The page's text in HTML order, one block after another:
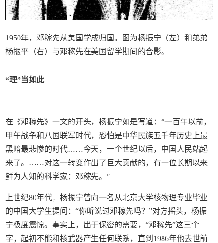
1950年，邓稼先从美国学成归国。图为杨振宁（左）和弟弟
杨振平（右）与邓稼先在美国留学期间的合影。
“理”当如此
在《邓稼先》一文的开头，杨振宁如是写道：“一百年以前，
甲午战争和八国联军时代，恐怕是中华民族五千年历史上最
黑暗最悲惨的时代……今天，一个世纪以后，中国人民站起
来了。……对这一转变作出了巨大贡献的，有一位长期以来
鲜为人知的科学家：邓稼先。”
上世纪80年代，杨振宁曾向一名从北京大学核物理专业毕业
的中国大学生提问：“你听说过邓稼先吗？”对方摇头，杨振
宁极度震惊。事实上，出于保密的需要，“邓稼先”这三个
字，起初不能和核武器产生任何联系，直到1986年他去世前